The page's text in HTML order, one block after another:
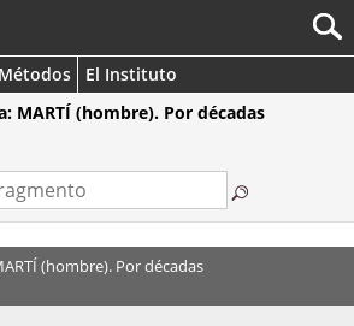
Métodos
El Instituto
MARTÍ (hombre). Por décadas
(hombre). Por décadas